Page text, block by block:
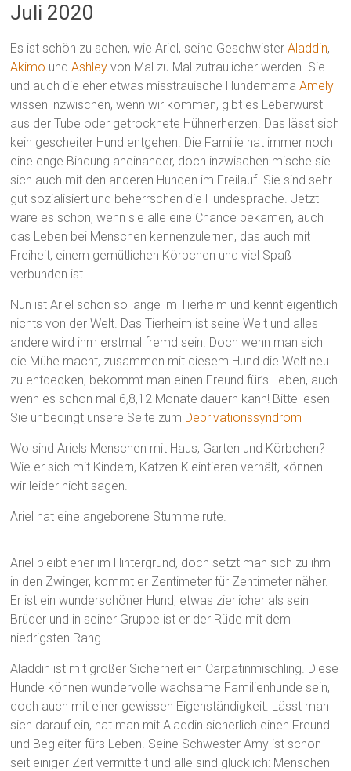
Juli 2020
Es ist schön zu sehen, wie Ariel, seine GeschwisterAladdin,
Akimo undAshley von Mal zu Mal zutraulicher werden. Sie
und auch die eher etwas misstrauische HundemamaAmely
wissen inzwischen, wenn wir kommen, gibt es Leberwurst
aus der Tube oder getrocknete Hühnerherzen. Das lässt sich
kein gescheiter Hund entgehen. Die Familie hat immer noch
eine enge Bindung aneinander, doch inzwischen mische sie
sich auch mit den anderen Hunden im Freilauf. Sie sind sehr
gut sozialisiert und beherrschen die Hundesprache. Jetzt
wäre es schön, wenn sie alle eine Chance bekämen, auch
das Leben bei Menschen kennenzulernen, das auch mit
Freiheit, einem gemütlichen Körbchen und viel Spaß
verbunden ist.
Nun ist Ariel schon so lange im Tierheim und kennt eigentlich
nichts von der Welt. Das Tierheim ist seine Welt und alles
andere wird ihm erstmal fremd sein. Doch wenn man sich
die Mühe macht, zusammen mit diesem Hund die Welt neu
zu entdecken, bekommt man einen Freund für’s Leben, auch
wenn es schon mal 6,8,12 Monate dauern kann! Bitte lesen
Sie unbedingt unsere Seite zum Deprivationssyndrom
Wo sind Ariels Menschen mit Haus, Garten und Körbchen?
Wie er sich mit Kindern, Katzen Kleintieren verhält, können
wir leider nicht sagen.
Ariel hat eine angeborene Stummelrute.
Ariel bleibt eher im Hintergrund, doch setzt man sich zu ihm
in den Zwinger, kommt er Zentimeter für Zentimeter näher.
Er ist ein wunderschöner Hund, etwas zierlicher als sein
Brüder und in seiner Gruppe ist er der Rüde mit dem
niedrigsten Rang.
Aladdin ist mit großer Sicherheit ein Carpatinmischling. Diese
Hunde können wundervolle wachsame Familienhunde sein,
doch auch mit einer gewissen Eigenständigkeit. Lässt man
sich darauf ein, hat man mit Aladdin sicherlich einen Freund
und Begleiter fürs Leben. Seine Schwester Amy ist schon
seit einiger Zeit vermittelt und alle sind glücklich: Menschen